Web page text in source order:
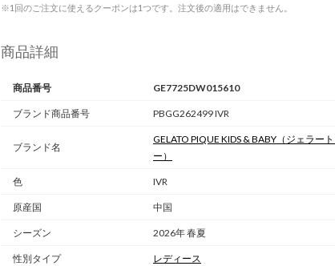
※1回のご注文に使えるクーポンは1つです。注文後の適用はできません。
商品詳細
商品番号 GE7725DW015610
ブランド商品番号 PBGG262499 IVR
ブランド名
GELATO PIQUE KIDS & BABY （ジェラー
ー）
色 IVR
原産国 中国
シーズン 2026年 春夏
性別タイプ レディース